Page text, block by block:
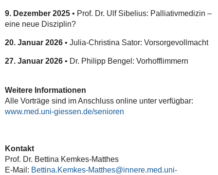
9. Dezember 2025• Prof. Dr. Ulf Sibelius: Palliativmedizin –
eine neue Disziplin?
20. Januar 2026• Julia-Christina Sator: Vorsorgevollmacht
27. Januar 2026• Dr. Philipp Bengel: Vorhofflimmern
Weitere Informationen
Alle Vorträge sind im Anschluss online unter verfügbar:
www.med.uni-giessen.de/senioren
Kontakt
Prof. Dr. Bettina Kemkes-Matthes
E-Mail: Bettina.Kemkes-Matthes